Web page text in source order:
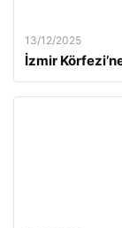
13/12/2025
İzmir